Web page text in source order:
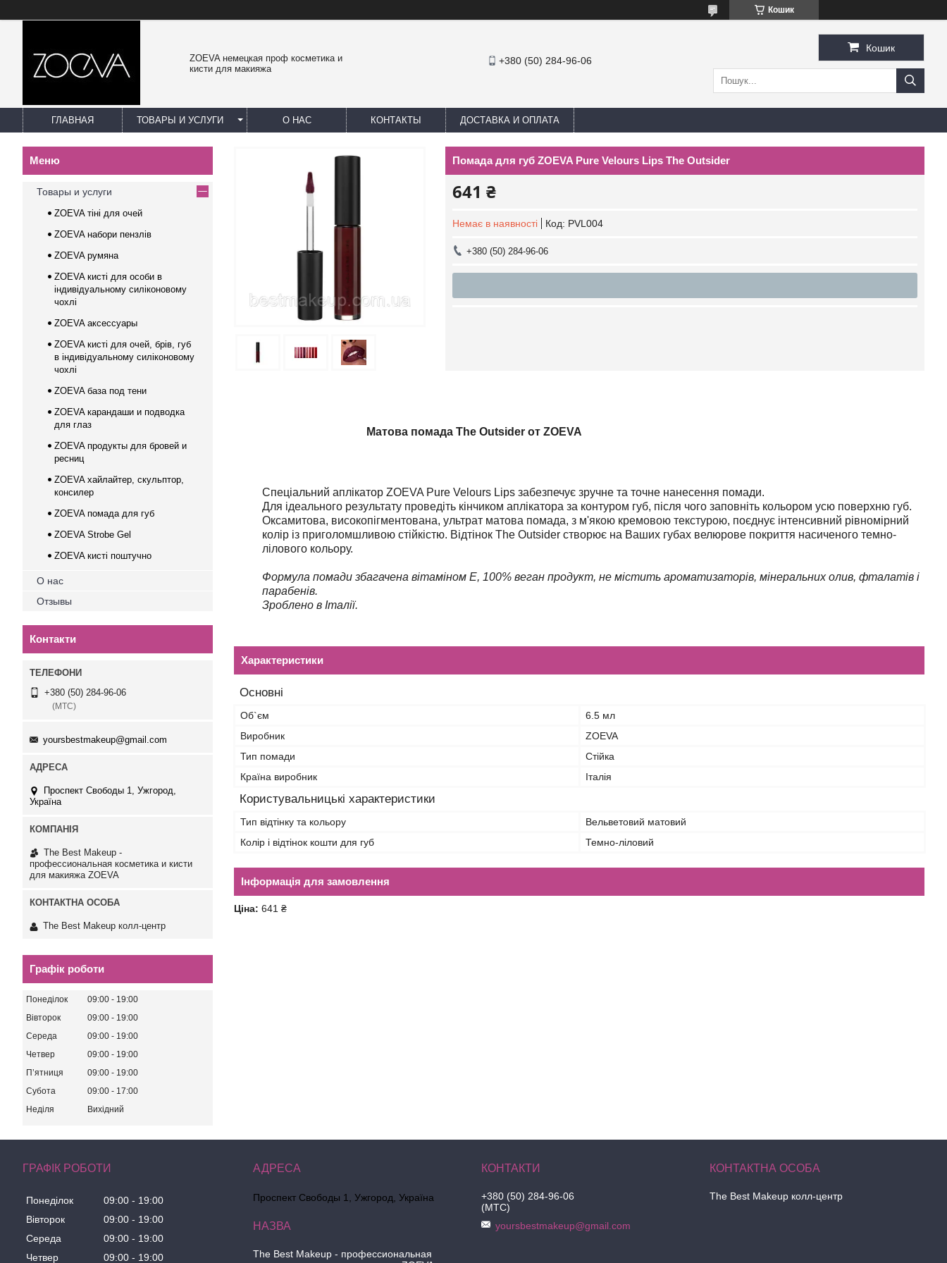
Кошик
ZOEVA немецкая проф косметика и
кисти для макияжа
+380 (50) 284-96-06
Кошик
ГЛАВНАЯ ТОВАРЫ И УСЛУГИ О НАС КОНТАКТЫ ДОСТАВКА И ОПЛАТА
Помада для губ ZOEVA Pure Velours Lips The Outsider
641 ₴
Немає в наявності Код: PVL004
+380 (50) 284-96-06
Матова помада The Outsider от ZOEVA
Спеціальний аплікатор ZOEVA Pure Velours Lips забезпечує зручне та точне нанесення помади.
Для ідеального результату проведіть кінчиком аплікатора за контуром губ, після чого заповніть кольором усю поверхню губ.
Оксамитова, високопігментована, ультрат матова помада, з м'якою кремовою текстурою, поєднує інтенсивний рівномірний
колір із приголомшливою стійкістю. Відтінок The Outsider створює на Ваших губах велюрове покриття насиченого темно-
лілового кольору.
Формула помади збагачена вітаміном Е, 100% веган продукт, не містить ароматизаторів, мінеральних олив, фталатів і
парабенів.
Зроблено в Італії.
Характеристики
Основні
Об`єм
6.5 мл
Виробник
ZOEVA
Тип помади
Стійка
Країна виробник
Італія
Користувальницькі характеристики
Тип відтінку та кольору
Вельветовий матовий
Колір і відтінок кошти для губ
Темно-ліловий
Інформація для замовлення
Ціна: 641 ₴
Товары и услуги
ZOEVA тіні для очей
ZOEVA набори пензлів
ZOEVA румяна
ZOEVA кисті для особи в
індивідуальному силіконовому
чохлі
ZOEVA аксессуары
ZOEVA кисті для очей, брів, губ
в індивідуальному силіконовому
чохлі
ZOEVA база под тени
ZOEVA карандаши и подводка
для глаз
ZOEVA продукты для бровей и
ресниц
ZOEVA хайлайтер, скульптор,
консилер
ZOEVA помада для губ
ZOEVA Strobe Gel
ZOEVA кисті поштучно
О нас
Отзывы
Контакти
+380 (50) 284-96-06
(МТС)
yoursbestmakeup@gmail.com
Проспект Свободы 1, Ужгород,
Україна
The Best Makeup -
профессиональная косметика и кисти
для макияжа ZOEVA
The Best Makeup колл-центр
Графік роботи
Понеділок 09:00
19:00
Вівторок
09:00
19:00
Середа
09:00
19:00
Четвер
09:00
19:00
Пʼятниця
09:00
19:00
Субота
09:00
17:00
Неділя
Вихідний
ГРАФІК РОБОТИ
Понеділок 09:00
19:00
Вівторок
09:00
19:00
Середа
09:00
19:00
Четвер
09:00 19:00
Проспект Свободы 1, Ужгород, Україна
The Best Makeup - профессиональная
+380 (50) 284-96-06
(МТС)
yoursbestmakeup@gmail.com
The Best Makeup колл-центр